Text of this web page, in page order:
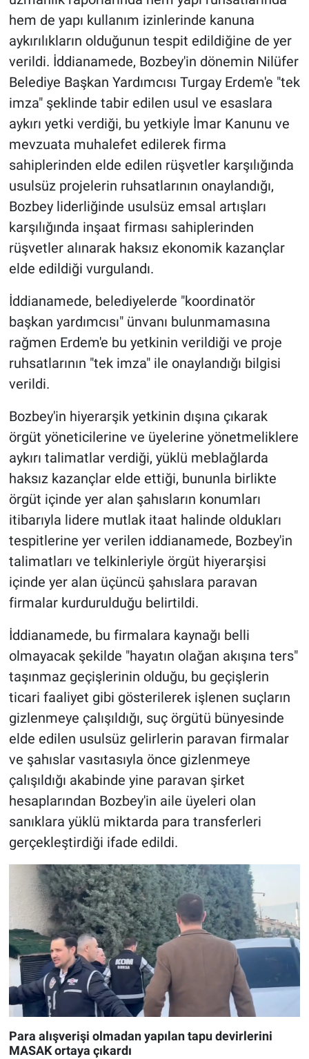
hem de yapı kullanım izinlerinde kanuna
aykırılıkların olduğunun tespit edildiğine de yer
verildi. İddianamede, Bozbey'in dönemin Nilüfer
Belediye Başkan Yardımcısı Turgay Erdem'e "tek
imza" şeklinde tabir edilen usul ve esaslara
aykırı yetki verdiği, bu yetkiyle İmar Kanunu ve
mevzuata muhalefet edilerek firma
sahiplerinden elde edilen rüşvetler karşılığında
usulsüz projelerin ruhsatlarının onaylandığı,
Bozbey liderliğinde usulsüz emsal artışları
karşılığında inşaat firması sahiplerinden
rüşvetler alınarak haksız ekonomik kazançlar
elde edildiği vurgulandı.
İddianamede, belediyelerde "koordinatör
başkan yardımcısı" ünvanı bulunmamasına
rağmen Erdem'e bu yetkinin verildiği ve proje
ruhsatlarının "tek imza" ile onaylandığı bilgisi
verildi.
Bozbey'in hiyerarşik yetkinin dışına çıkarak
örgüt yöneticilerine ve üyelerine yönetmeliklere
aykırı talimatlar verdiği, yüklü meblağlarda
haksız kazançlar elde ettiği, bununla birlikte
örgüt içinde yer alan şahısların konumları
itibarıyla lidere mutlak itaat halinde oldukları
tespitlerine yer verilen iddianamede, Bozbey'in
talimatları ve telkinleriyle örgüt hiyerarşisi
içinde yer alan üçüncü şahıslara paravan
firmalar kurdurulduğu belirtildi.
İddianamede, bu firmalara kaynağı belli
olmayacak şekilde "hayatın olağan akışına ters"
taşınmaz geçişlerinin olduğu, bu geçişlerin
ticari faaliyet gibi gösterilerek işlenen suçların
gizlenmeye çalışıldığı, suç örgütü bünyesinde
elde edilen usulsüz gelirlerin paravan firmalar
ve şahıslar vasıtasıyla önce gizlenmeye
çalışıldığı akabinde yine paravan şirket
hesaplarından Bozbey'in aile üyeleri olan
sanıklara yüklü miktarda para transferleri
gerçekleştirdiği ifade edildi.
Para alışverişi olmadan yapılan tapu devirlerini
MASAK ortaya çıkardı